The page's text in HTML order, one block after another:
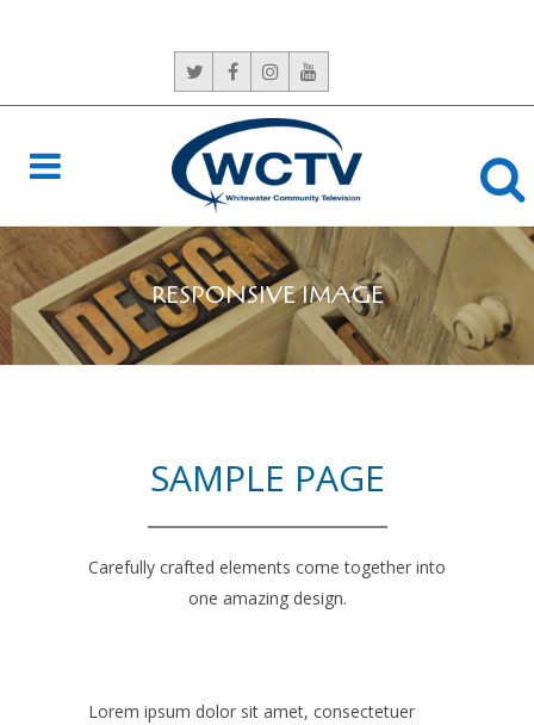
RESPONSIVE IMAGE
SAMPLE PAGE
Carefully crafted elements come together into
one amazing design.
Lorem ipsum dolor sit amet, consectetuer